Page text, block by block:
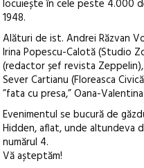
locuiește în cele peste 4.000
1948.
Alături de ist. Andrei Răzvan
Irina Popescu-Calotă (Studio
(redactor șef revista
Sever Cartianu (Floreasca
”fata cu presa,” Oana-
Evenimentul se bucură de
Hidden, aflat, unde altundeva
numărul 4.
Vă așteptăm!